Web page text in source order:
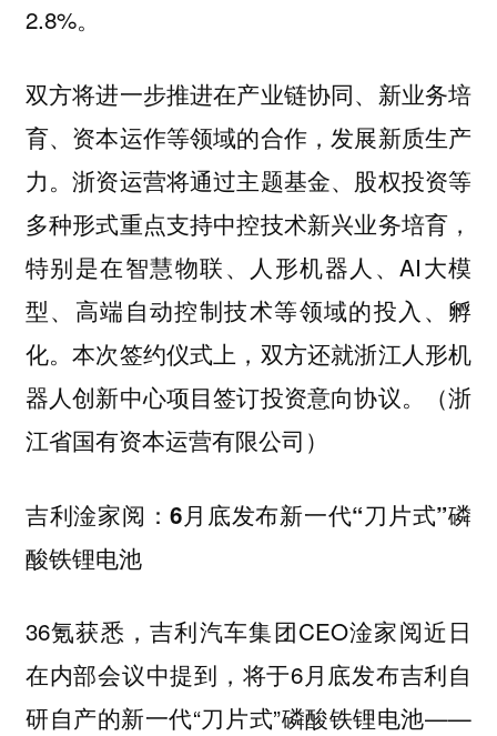
2.8%。
双方将进一步推进在产业链协同、新业务培
育、资本运作等领域的合作，发展新质生产
力。浙资运营将通过主题基金、股权投资等
多种形式重点支持中控技术新兴业务培育，
特别是在智慧物联、人形机器人、AI大模
型、高端自动控制技术等领域的投入、孵
化。本次签约仪式上，双方还就浙江人形机
器人创新中心项目签订投资意向协议。（浙
江省国有资本运营有限公司）
吉利淦家阅：6月底发布新一代“刀片式”磷
酸铁锂电池
36氪获悉，吉利汽车集团CEO淦家阅近日
在内部会议中提到，将于6月底发布吉利自
研自产的新一代“刀片式”磷酸铁锂电池——